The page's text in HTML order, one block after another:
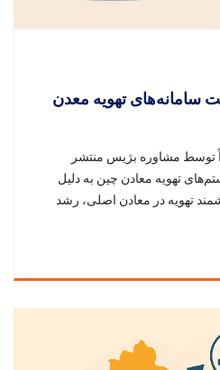
سامانه‌های تهویه معدن
توسط مشاوره بژیس منتشر
سیستم‌های تهویه معادن چین به دلیل
تهویه در معادن اصلی، رشد